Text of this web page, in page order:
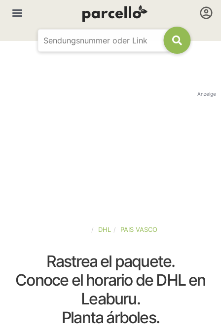
Anzeige
DHL PAIS VASCO
Rastrea el paquete.
Conoce el horario de DHL en
Leaburu.
Planta árboles.